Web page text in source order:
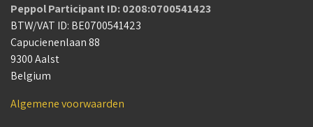
Peppol Participant ID: 0208:0700541423
BTW/VAT ID: BE0700541423
Capucienenlaan 88
9300 Aalst
Belgium
Algemene voorwaarden